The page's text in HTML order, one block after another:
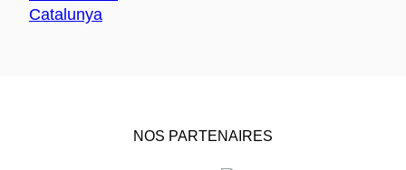
NOS PARTENAIRES